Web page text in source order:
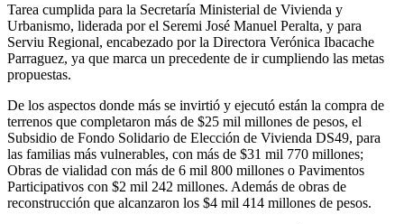
Tarea cumplida para la Secretaría Ministerial de Vivienda y
Urbanismo, liderada por el Seremi José Manuel Peralta, y para
Serviu Regional, encabezado por la Directora Verónica Ibacache
Parraguez, ya que marca un precedente de ir cumpliendo las metas
propuestas.
De los aspectos donde más se invirtió y ejecutó están la compra de
terrenos que completaron más de $25 mil millones de pesos, el
Subsidio de Fondo Solidario de Elección de Vivienda DS49, para
las familias más vulnerables, con más de $31 mil 770 millones;
Obras de vialidad con más de 6 mil 800 millones o Pavimentos
Participativos con $2 mil 242 millones. Además de obras de
reconstrucción que alcanzaron los $4 mil 414 millones de pesos.